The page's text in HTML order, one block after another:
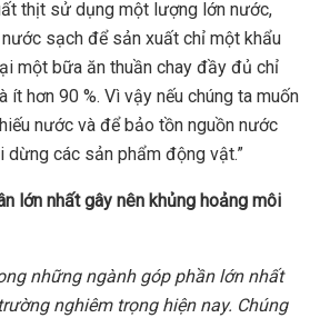
thịt sử dụng một lượng lớn nước,
sạch để sản xuất chỉ một khẩu
một bữa ăn thuần chay đầy đủ chỉ
hơn 90 %. Vì vậy nếu chúng ta muốn
nước và để bảo tồn nguồn nước
dừng các sản phẩm động vật.”
lớn nhất gây nên khủng hoảng môi
những ngành góp phần lớn nhất
nghiêm trọng hiện nay. Chúng